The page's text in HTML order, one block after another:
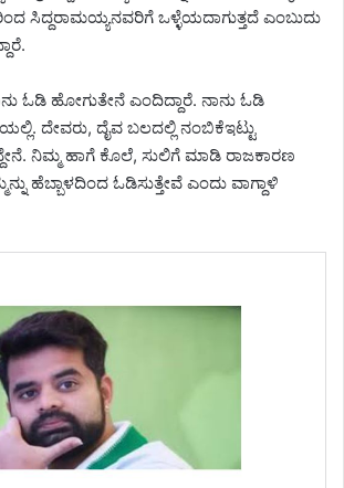
ಸಿದ್ದರಾಮಯ್ಯನವರಿಗೆ ಒಳ್ಳೆಯದಾಗುತ್ತದೆ ಎಂಬುದು
ಓಡಿ ಹೋಗುತೇನೆ ಎಂದಿದ್ದಾರೆ. ನಾನು ಓಡಿ
ದೇವರು, ದೈವ ಬಲದಲ್ಲಿ ನಂಬಿಕೆಇಟ್ಟು
ನಿಮ್ಮ ಹಾಗೆ ಕೊಲೆ, ಸುಲಿಗೆ ಮಾಡಿ ರಾಜಕಾರಣ
ಹೆಬ್ಬಾಳದಿಂದ ಓಡಿಸುತ್ತೇವೆ ಎಂದು ವಾಗ್ದಾಳಿ